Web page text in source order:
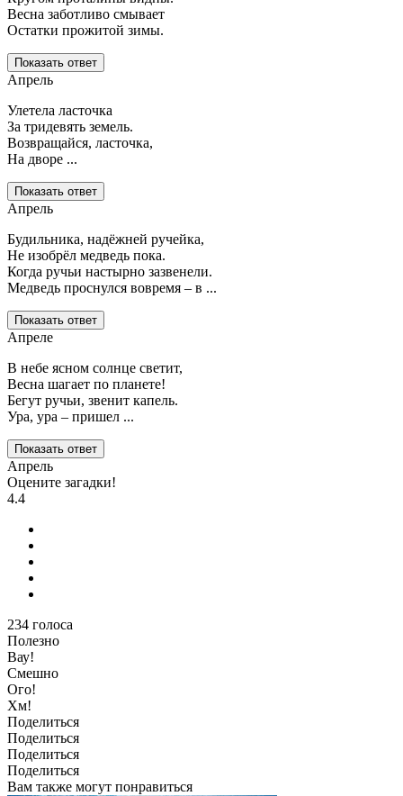
Весна заботливо смывает
Остатки прожитой зимы.
Показать ответ
Апрель
Улетела ласточка
За тридевять земель.
Возвращайся, ласточка,
На дворе ...
Показать ответ
Апрель
Будильника, надёжней ручейка,
Не изобрёл медведь пока.
Когда ручьи настырно зазвенели.
Медведь проснулся вовремя – в ...
Показать ответ
Апреле
В небе ясном солнце светит,
Весна шагает по планете!
Бегут ручьи, звенит капель.
Ура, ура – пришел ...
Показать ответ
Апрель
Оцените загадки!
4.4
234 голоса
Полезно
Вау!
Смешно
Ого!
Хм!
Поделиться
Поделиться
Поделиться
Поделиться
Вам также могут понравиться